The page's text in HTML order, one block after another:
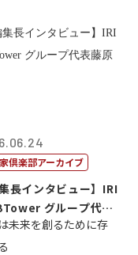
倶楽部アーカイブ
集長インタビュー】IRI
グループ代表
未来を創るために存